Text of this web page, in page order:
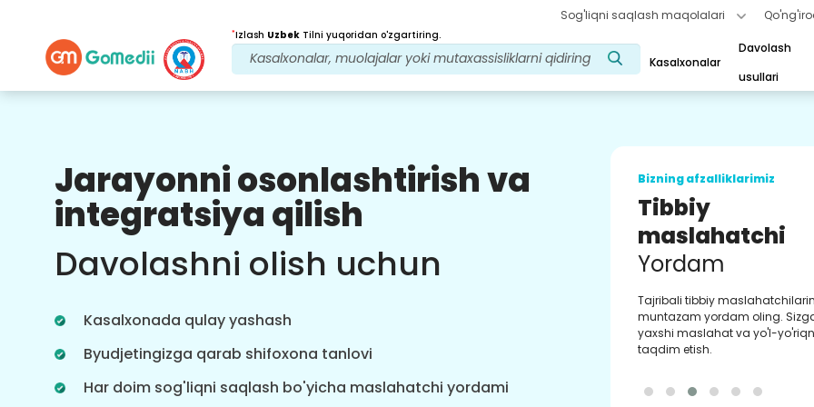
Sog'liqni saqlash maqolalari
*Izlash Uzbek Tilni yuqoridan o'zgartiring.
Kasalxonalar
Davolash
usullari
Jarayonni osonlashtirish va
integratsiya qilish
Davolashni olish uchun
Kasalxonada qulay yashash
Byudjetingizga qarab shifoxona tanlovi
Har doim sog'liqni saqlash bo'yicha maslahatchi yordami
Bizning afzalliklarimiz
Davolanishdan
keyingikuzatuv
parvarishi
muammolaringizni hal qilish uchun
24x7 tibbiy va bemorlarni qo'llab-
quvvatlang. Davolanish ehtiyojlaringiz
haqida muntazam yangilanishlar.
Bizning afzalliklarimiz
Tibbiy
maslahatchi
Yordam
Tajribali tibbiy
muntazam yordam oling.
yaxshi maslahat va yo'l-
taqdim etish.